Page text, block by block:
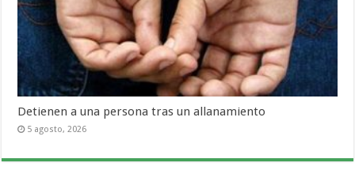
Detienen a una persona tras un allanamiento
5 agosto, 2026